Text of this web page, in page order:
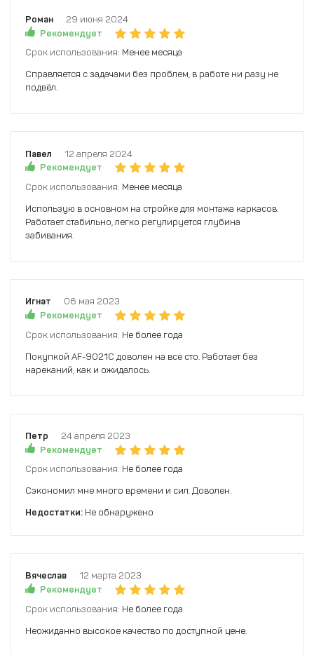
Роман
29 июня 2024
Рекомендует
Срок использования: Менее месяца
Справляется с задачами без проблем, в работе ни разу не
подвёл.
Павел
12 апреля 2024
Рекомендует
Срок использования: Менее месяца
Использую в основном на стройке для монтажа каркасов.
Работает стабильно, легко регулируется глубина
забивания.
Игнат
06 мая 2023
Рекомендует
Срок использования: Не более года
Покупкой AF-9021C доволен на все сто. Работает без
нареканий, как и ожидалось.
Петр
24 апреля 2023
Рекомендует
Срок использования: Не более года
Сэкономил мне много времени и сил. Доволен.
Недостатки: Не обнаружено
Вячеслав
12 марта 2023
Рекомендует
Срок использования: Не более года
Неожиданно высокое качество по доступной цене.